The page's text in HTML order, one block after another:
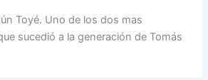
Toyé. Uno de los dos mas
sucedió a la generación de Tomás